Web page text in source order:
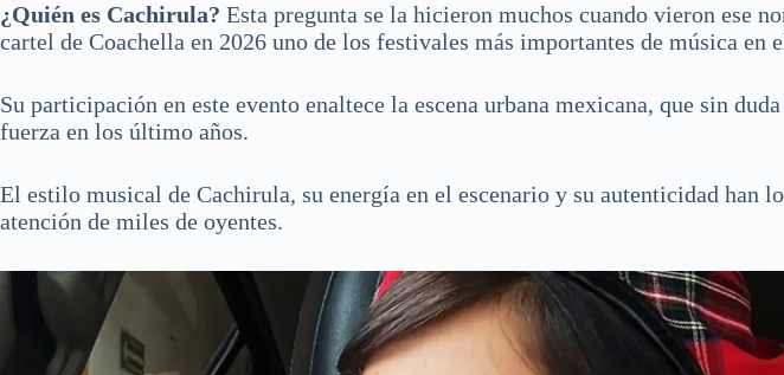
¿Quién es Cachirula? Esta pregunta se la hicieron muchos cuando vieron ese
cartel de Coachella en 2026 uno de los festivales más importantes de música en
Su participación en este evento enaltece la escena urbana mexicana, que sin
fuerza en los último años.
El estilo musical de Cachirula, su energía en el escenario y su autenticidad han
atención de miles de oyentes.